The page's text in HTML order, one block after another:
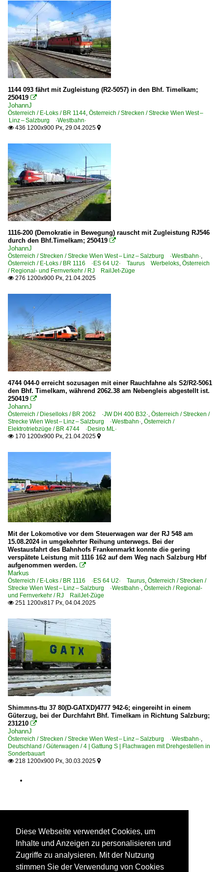
BR 4010 · 6010
BR 4011 ·ICE-T·
BR 4020 · 6020
BR 4023 ·Talent 3-teilig·
BR 4024 ·Talent 4-teilig·
BR 4024 ·Talent· Werbetriebzüge
BR 4030 · 6030
BR 4100 ·CRRC DDEMU2· WESTbahn
BR 4110 ·Kiss 2· WESTbahn
BR 4124 ·Talent MS·
BR 4744 ·Desiro ML·
BR 4746 ·Desiro ML·
BR 4758 ·Talent 3 Plus·
Galerien
Bahn und Landschaft
Bahn und Menschen
EM-Werbeloks
Experimente - Anders gesehen
Sonderzüge und Sonderfahrten
Wendezug-Garnituren
Güterverkehr
Autotransportzüge
Containerzüge (Kombinierter Verkehr)
Gemischte Güterzüge
Holz- und Hackschnitzelzüge
Kessel- und Silozüge
Kohle-, Erz- und Kokszüge
Kombiverkehr-/Sattelauflieger-Züge
Militärtransporte
Nässeempfindliche Güter
Rollende Landstraße 'RoLa'
Rübenzüge
Schienen- und Weichentransportzüge
Schotter- und Kieszüge
Staubgutzüge
Stückgutzüge
~ Sonstige
Güterwagen
4 | Gattung S | Flachwagen mit Drehgestellen in
7 | Gattung Z | Kesselwagen
Industrie- und Werkbahnen
Anschlussbahn Redl-Zipf ⨯ Aschegg
Museumsbahnen und Museen
Eisenbahnmuseum Ampflwang ·ÖGEG·
Personenwagen
Modularwagen
Doppelstock-Steuerwagen 80-33 ·Siemens SGP·
Doppelstock-Steuerwagen 86-33 ·Siemens SGP SKV·
Personenwagen | Steuerwagen
1144 093 fährt mit Zugleistung (R2-5057) in den Bhf. Timelkam;
250419 
JohannJ
Österreich / E-Loks / BR 1144, Österreich / Strecken / Strecke Wien West –
Linz – Salzburg ·Westbahn·
 436 1200x900 Px, 29.04.2025 
1116-200 (Demokratie in Bewegung) rauscht mit Zugleistung RJ546
durch den Bhf.Timelkam; 250419 
JohannJ
Österreich / Strecken / Strecke Wien West – Linz – Salzburg ·Westbahn·,
Österreich / E-Loks / BR 1116 ·ES 64 U2· Taurus Werbeloks, Österreich
/ Regional- und Fernverkehr / RJ RailJet-Züge
 276 1200x900 Px, 21.04.2025
4744 044-0 erreicht sozusagen mit einer Rauchfahne als S2/R2-5061
den Bhf. Timelkam, während 2062.38 am Nebengleis abgestellt ist.
250419 
JohannJ
Österreich / Dieselloks / BR 2062 ·JW DH 400 B32·, Österreich / Strecken /
Strecke Wien West – Linz – Salzburg ·Westbahn·, Österreich /
Elektrotriebzüge / BR 4744 ·Desiro ML·
 170 1200x900 Px, 21.04.2025 
Mit der Lokomotive vor dem Steuerwagen war der RJ 548 am
15.08.2024 in umgekehrter Reihung unterwegs. Bei der
Westausfahrt des Bahnhofs Frankenmarkt konnte die gering
verspätete Leistung mit 1116 162 auf dem Weg nach Salzburg Hbf
aufgenommen werden. 
Markus
Österreich / E-Loks / BR 1116 ·ES 64 U2· Taurus, Österreich / Strecken /
Strecke Wien West – Linz – Salzburg ·Westbahn·, Österreich / Regional-
und Fernverkehr / RJ RailJet-Züge
 251 1200x817 Px, 04.04.2025
Shimmns-ttu 37 80(D-GATXD)4777 942-6; eingereiht in einem
Güterzug, bei der Durchfahrt Bhf. Timelkam in Richtung Salzburg;
231210 
JohannJ
Österreich / Strecken / Strecke Wien West – Linz – Salzburg ·Westbahn·,
Deutschland / Güterwagen / 4 | Gattung S | Flachwagen mit Drehgestellen in
Sonderbauart
 218 1200x900 Px, 30.03.2025 
Diese Webseite verwendet Cookies, um
Inhalte und Anzeigen zu personalisieren und
Zugriffe zu analysieren. Mit der Nutzung
stimmen Sie der Verwendung von Cookies